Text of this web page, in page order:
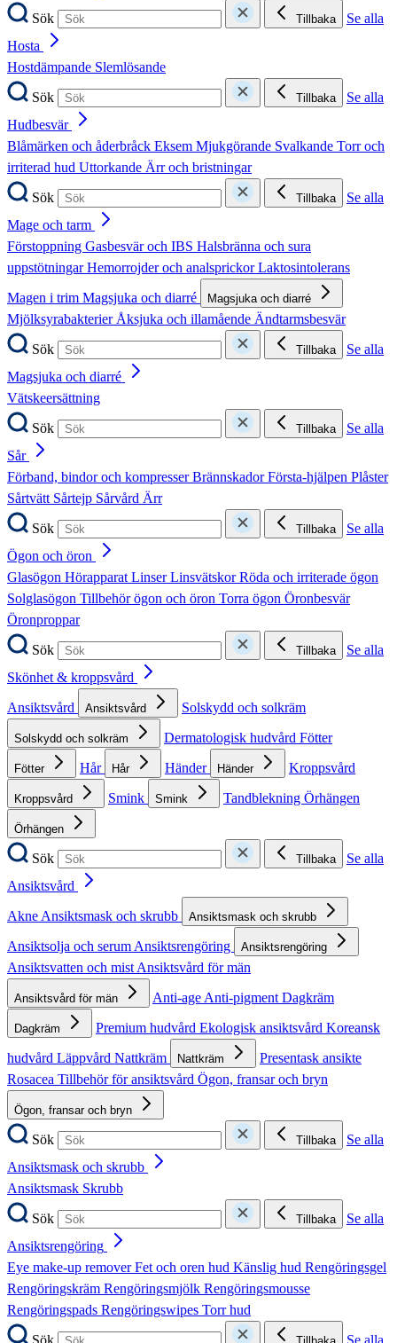
Sök
Tillbaka
Se alla
Hosta
Hostdämpande Slemlösande
Sök
Tillbaka
Se alla
Hudbesvär
Blåmärken och åderbråck Eksem Mjukgörande Svalkande Torr och
irriterad hud Uttorkande Ärr och bristningar
Sök
Tillbaka
Se alla
Mage och tarm
Förstoppning Gasbesvär och IBS Halsbränna och sura
uppstötningarHemorrojder och analsprickorLaktosintolerans
Magen i trim Magsjuka och diarré Magsjuka och diarré
MjölksyrabakterierÅksjuka och illamående Ändtarmsbesvär
Sök
Tillbaka
Se alla
Magsjuka och diarré
Vätskeersättning
Sök
Tillbaka
Se alla
Sår
Förband, bindor och kompresserBrännskadorFörsta-hjälpen Plåster
Sårtvätt Sårtejp Sårvård Ärr
Sök
Tillbaka
Se alla
Ögon och öron
Glasögon HörapparatLinserLinsvätskorRöda och irriterade ögon
Solglasögon Tillbehör ögon och öron Torra ögon Öronbesvär
Öronproppar
Sök
Tillbaka
Se alla
Skönhet & kroppsvård
Ansiktsvård
Ansiktsvård Solskydd och solkräm
Solskydd och solkräm Dermatologisk hudvård Fötter
Fötter Hår Hår Händer Händer Kroppsvård
Kroppsvård Smink Smink Tandblekning Örhängen
Örhängen
Sök Tillbaka
Se alla
Ansiktsvård
AkneAnsiktsmask och skrubb Ansiktsmask och skrubb
Ansiktsolja och serumAnsiktsrengöring Ansiktsrengöring
Ansiktsvatten och mistAnsiktsvård för män
Ansiktsvård för män Anti-ageAnti-pigmentDagkräm
Dagkräm Premium hudvård Ekologisk ansiktsvård Koreansk
hudvård Läppvård Nattkräm Nattkräm
Presentask ansikte
Rosacea Tillbehör för ansiktsvård Ögon, fransar och bryn
Ögon, fransar och bryn
Sök Tillbaka
Se alla
Ansiktsmask och skrubb
Ansiktsmask Skrubb
Sök
Tillbaka
Se alla
Ansiktsrengöring
Eye make-up removerFet och oren hud Känslig hud Rengöringsgel
Rengöringskräm Rengöringsmjölk Rengöringsmousse
Rengöringspads Rengöringswipes Torr hud